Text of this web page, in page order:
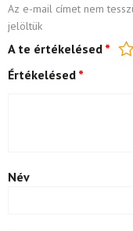
Az e-mail címet nem
jelöltük
A te értékelésed *
Értékelésed *
Név